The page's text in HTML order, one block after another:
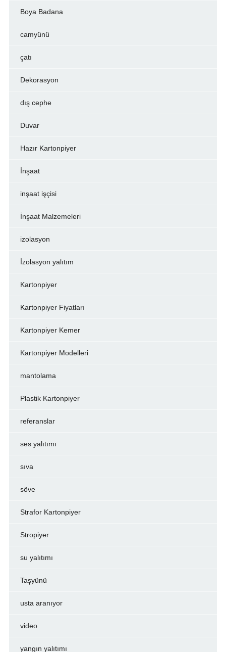
Boya Badana
camyünü
çatı
Dekorasyon
dış cephe
Duvar
Hazır Kartonpiyer
İnşaat
inşaat işçisi
İnşaat Malzemeleri
izolasyon
İzolasyon yalıtım
Kartonpiyer
Kartonpiyer Fiyatları
Kartonpiyer Kemer
Kartonpiyer Modelleri
mantolama
Plastik Kartonpiyer
referanslar
ses yalıtımı
sıva
söve
Strafor Kartonpiyer
Stropiyer
su yalıtımı
Taşyünü
usta aranıyor
video
yangın yalıtımı